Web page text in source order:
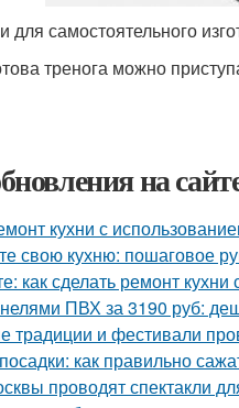
самостоятельного
тренога можно
на
кухни с
свою кухню: пошаговое
как сделать ремонт
ПВХ за 3190 руб:
традиции и фестивали
как правильно
проводят спектакли